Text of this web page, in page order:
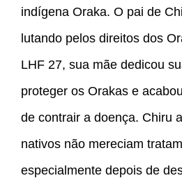
indígena Oraka. O pai de
lutando pelos direitos dos
LHF 27, sua mãe dedicou
proteger os Orakas e
de contrair a doença. Chiru
nativos não mereciam
especialmente depois de